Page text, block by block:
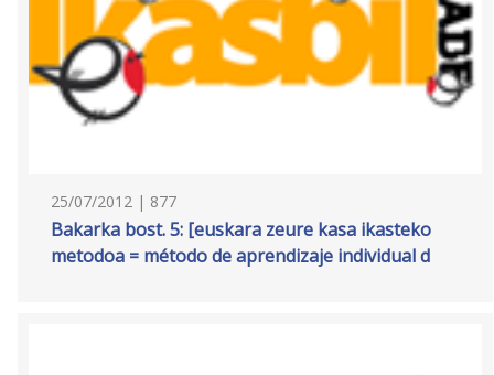
25/07/2012 | 877
Bakarka bost. 5: [euskara zeure kasa ikasteko
metodoa = método de aprendizaje individual d